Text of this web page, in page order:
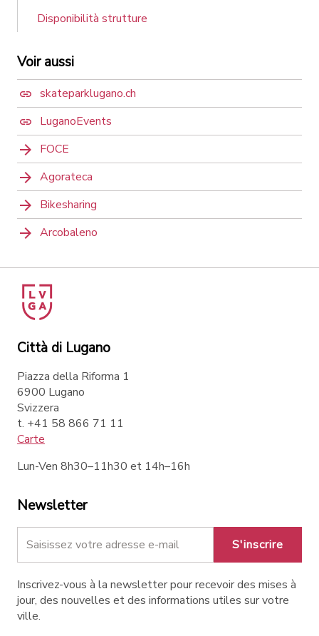
Disponibilità strutture
Voir aussi
skateparklugano.ch
LuganoEvents
FOCE
Agorateca
Bikesharing
Arcobaleno
Città di Lugano
Piazza della Riforma 1
6900 Lugano
Svizzera
t. +41 58 866 71 11
Carte
Lun-Ven 8h30–11h30 et 14h–16h
Newsletter
S'inscrire
Inscrivez-vous à la newsletter pour recevoir des mises à
jour, des nouvelles et des informations utiles sur votre
ville.